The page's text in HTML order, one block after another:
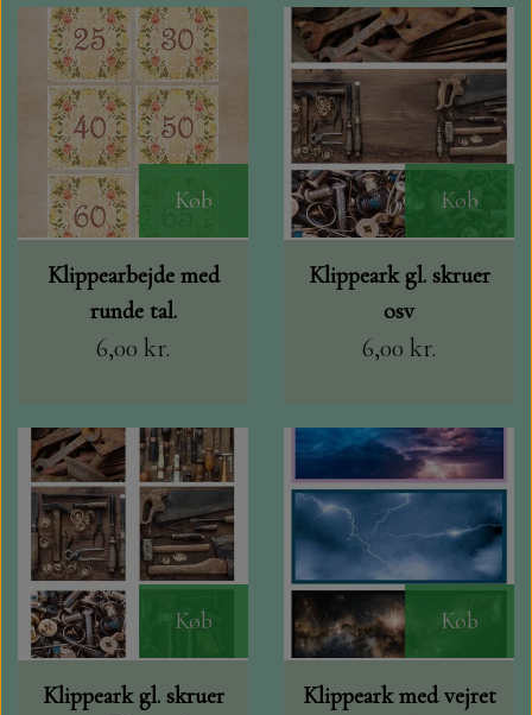
HJÆLPE VÆRKTØJ FRA TECH BIT
ALCOHOL MARKERS OG ANDRE
TEGNEARTIKLER
TIM HOLTZ BLOKKE
CRAFT CONSORTIUM
Køb
Klippearbejde med
runde tal.
6,00 kr.
Køb
Klippeark gl. skruer
osv
6,00 kr.
Køb
Klippeark gl. skruer
Køb
Klippeark med vejret